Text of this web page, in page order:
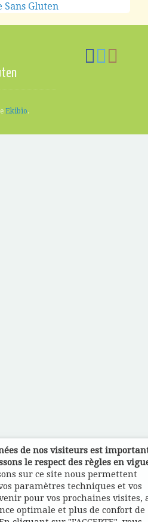
Sans Gluten
Ekibio.
de nos visiteurs est
le respect des règles en
sur ce site nous permettent
paramètres techniques et vos
pour vos prochaines visites,
optimale et plus de confort de